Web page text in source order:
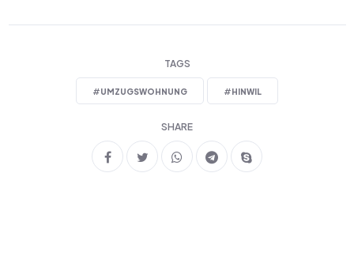
TAGS
#UMZUGSWOHNUNG #HINWIL
SHARE